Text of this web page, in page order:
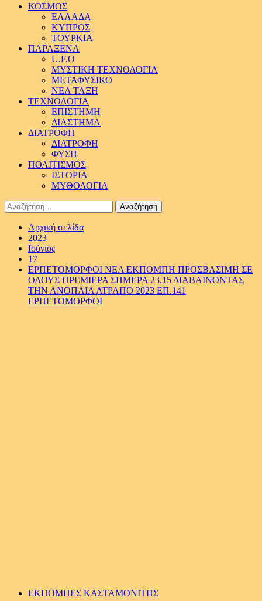
ΚΟΣΜΟΣ
ΕΛΛΑΔΑ
ΚΥΠΡΟΣ
ΤΟΥΡΚΙΑ
ΠΑΡΑΞΕΝΑ
U.F.O
ΜΥΣΤΙΚΗ ΤΕΧΝΟΛΟΓΙΑ
ΜΕΤΑΦΥΣΙΚΟ
ΝΕΑ ΤΑΞΗ
ΤΕΧΝΟΛΟΓΙΑ
ΕΠΙΣΤΗΜΗ
ΔΙΑΣΤΗΜΑ
ΔΙΑΤΡΟΦΗ
ΔΙΑΤΡΟΦΗ
ΦΥΣΗ
ΠΟΛΙΤΙΣΜΟΣ
ΙΣΤΟΡΙΑ
ΜΥΘΟΛΟΓΙΑ
Αναζήτηση
για:
Αρχική σελίδα
2023
Ιούνιος
17
ΕΡΠΕΤΟΜΟΡΦΟΙ ΝΕΑ ΕΚΠΟΜΠΗ ΠΡΟΣΒΑΣΙΜΗ ΣΕ
ΟΛΟΥΣ ΠΡΕΜΙΕΡΑ ΣΗΜΕΡΑ 23.15 ΔΙΑΒΑΙΝΟΝΤΑΣ
ΤΗΝ ΑΝΟΠΑΙΑ ΑΤΡΑΠΟ 2023 ΕΠ.141
ΕΡΠΕΤΟΜΟΡΦΟΙ
ΕΚΠΟΜΠΕΣ ΚΑΣΤΑΜΟΝΙΤΗΣ